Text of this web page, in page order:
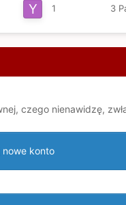
1 3
czego nienawidzę,
konto